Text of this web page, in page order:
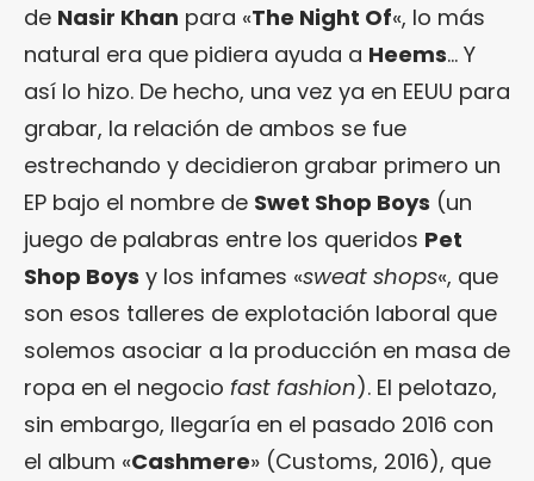
de Nasir Khan para «The Night Of«, lo más
natural era que pidiera ayuda a Heems… Y
así lo hizo. De hecho, una vez ya en EEUU para
grabar, la relación de ambos se fue
estrechando y decidieron grabar primero un
EP bajo el nombre de Swet Shop Boys (un
juego de palabras entre los queridos Pet
Shop Boys y los infames «sweat shops«, que
son esos talleres de explotación laboral que
solemos asociar a la producción en masa de
ropa en el negocio fast fashion). El pelotazo,
sin embargo, llegaría en el pasado 2016 con
el album «Cashmere» (Customs, 2016), que